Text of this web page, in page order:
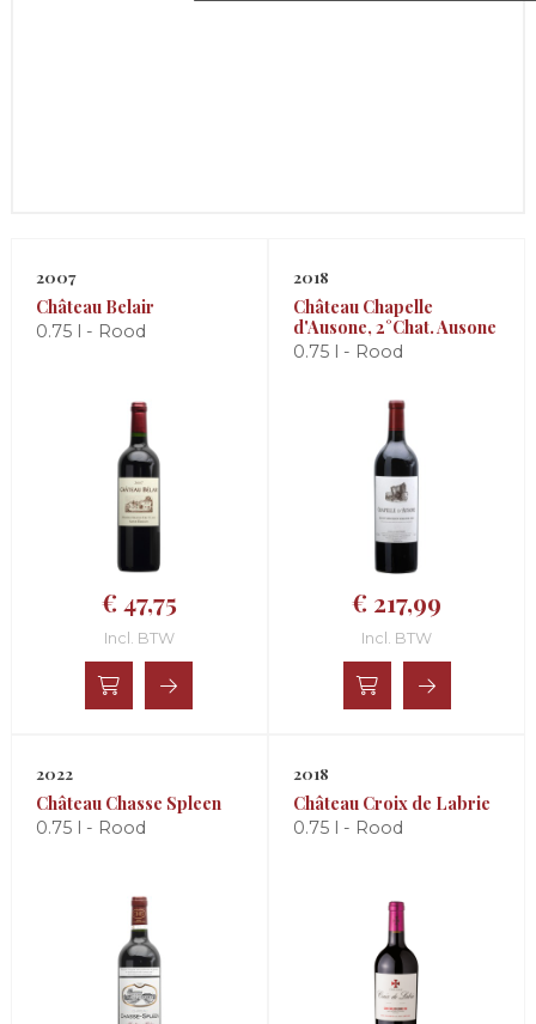
2007
Château Belair
0.75 l - Rood
€ 47,75
Incl. BTW
2018
Château Chapelle
d'Ausone, 2°Chat. Ausone
0.75 l - Rood
€ 217,99
Incl. BTW
2022
Château Chasse Spleen
0.75 l - Rood
2018
Château Croix de Labrie
0.75 l - Rood